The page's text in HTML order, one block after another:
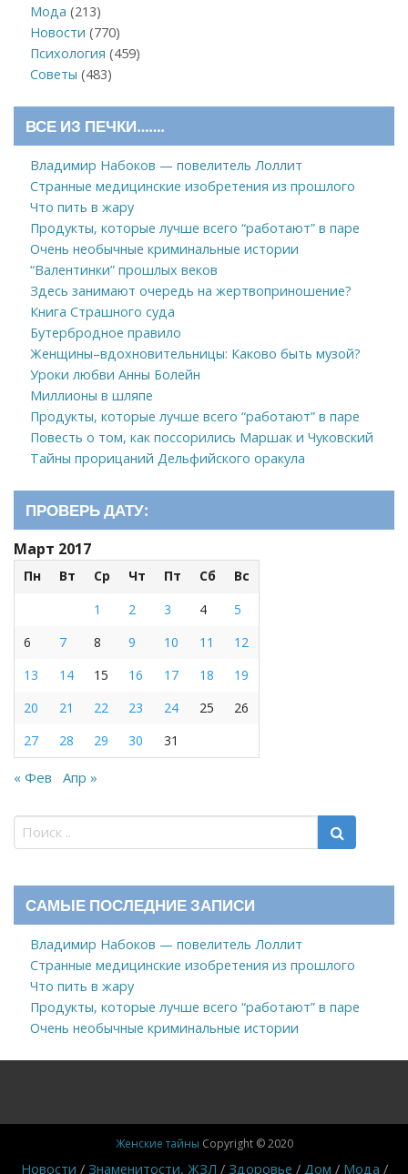
Мода (213)
Новости (770)
Психология (459)
Советы (483)
ВСЕ ИЗ ПЕЧКИ…….
Владимир Набоков — повелитель Лоллит
Странные медицинские изобретения из прошлого
Что пить в жару
Продукты, которые лучше всего “работают” в паре
Очень необычные криминальные истории
“Валентинки” прошлых веков
Здесь занимают очередь на жертвоприношение?
Книга Страшного суда
Бутербродное правило
Женщины–вдохновительницы: Каково быть музой?
Уроки любви Анны Болейн
Миллионы в шляпе
Продукты, которые лучше всего “работают” в паре
Повесть о том, как поссорились Маршак и Чуковский
Тайны прорицаний Дельфийского оракула
ПРОВЕРЬ ДАТУ:
Март 2017
Пн Вт Ср Чт Пт Сб
Вс
1
2 3 4
5
6
7 8 9 10 11
12
13
14 15 16 17 18
19
20
21 22 23 24 25
26
27
28 29 30 31
« Фев Апр »
САМЫЕ ПОСЛЕДНИЕ ЗАПИСИ
Владимир Набоков — повелитель Лоллит
Странные медицинские изобретения из прошлого
Что пить в жару
Продукты, которые лучше всего “работают” в паре
Очень необычные криминальные истории
Женские тайны Copyright © 2020
Новости Знаменитости, ЖЗЛ Здоровье Дом Мода